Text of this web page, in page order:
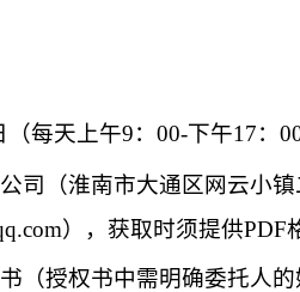
（每天上午9：00-下午17：
司（淮南市大通区网云小镇
），获取时须提供PDF
（授权书中需明确委托人